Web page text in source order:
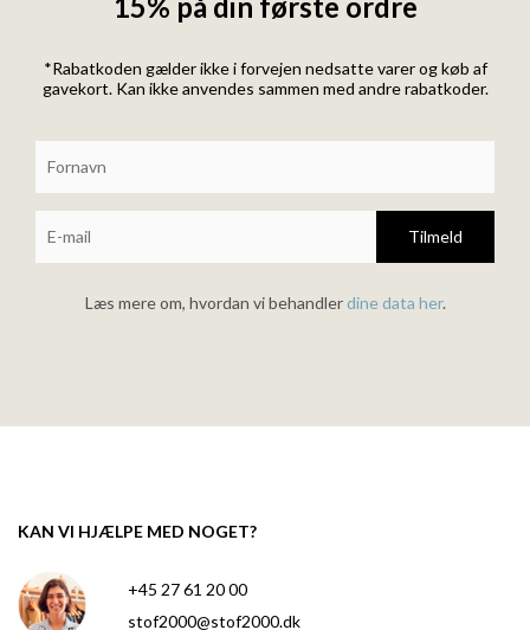
*Rabatkoden gælder ikke i forvejen nedsatte varer og køb af
gavekort. Kan ikke anvendes sammen med andre rabatkoder.
Tilmeld
Læs mere om, hvordan vi behandlerdine data her.
KAN VI HJÆLPE MED NOGET?
+45 27 61 20 00
stof2000@stof2000.dk